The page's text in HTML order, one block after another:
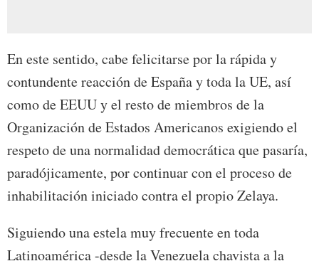
En este sentido, cabe felicitarse por la rápida y
contundente reacción de España y toda la UE, así
como de EEUU y el resto de miembros de la
Organización de Estados Americanos exigiendo el
respeto de una normalidad democrática que pasaría,
paradójicamente, por continuar con el proceso de
inhabilitación iniciado contra el propio Zelaya.
Siguiendo una estela muy frecuente en toda
Latinoamérica -desde la Venezuela chavista a la